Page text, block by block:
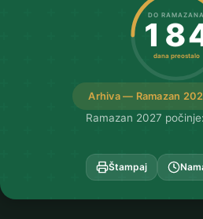
Arhiva — Ramazan
DO RAMAZANA
dana preostalo
Ramazan 2027
Štampaj